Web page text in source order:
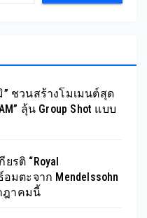
ชวนสร้างโมเมนต์สุด
ลุ้น Group Shot แบบ
รติ “Royal
มตะจาก Mendelssohn
ฎาคมนี้